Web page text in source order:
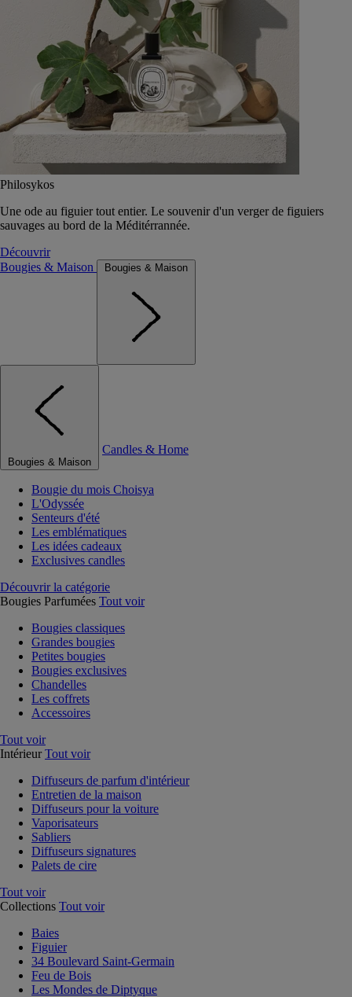
Philosykos
Une ode au figuier tout entier. Le souvenir d'un verger de figuiers
sauvages au bord de la Méditérrannée.
Découvrir
Bougies & Maison
Bougies & Maison
Bougies & Maison
Candles & Home
Bougie du mois Choisya
L'Odyssée
Senteurs d'été
Les emblématiques
Les idées cadeaux
Exclusives candles
Découvrir la catégorie
Bougies Parfumées Tout voir
Bougies classiques
Grandes bougies
Petites bougies
Bougies exclusives
Chandelles
Les coffrets
Accessoires
Tout voir
Intérieur Tout voir
Diffuseurs de parfum d'intérieur
Entretien de la maison
Diffuseurs pour la voiture
Vaporisateurs
Sabliers
Diffuseurs signatures
Palets de cire
Tout voir
Collections Tout voir
Baies
Figuier
34 Boulevard Saint-Germain
Feu de Bois
Les Mondes de Diptyque